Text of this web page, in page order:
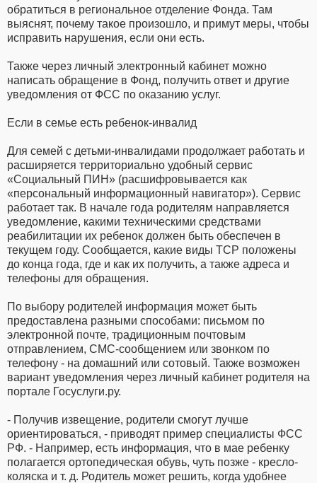
обратиться в региональное отделение Фонда. Там
выяснят, почему такое произошло, и примут меры, чтобы
исправить нарушения, если они есть.
Также через личный электронный кабинет можно
написать обращение в Фонд, получить ответ и другие
уведомления от ФСС по оказанию услуг.
Если в семье есть ребенок-инвалид
Для семей с детьми-инвалидами продолжает работать и
расширяется территориально удобный сервис
«Социальный ПИН» (расшифровывается как
«персональный информационный навигатор»). Сервис
работает так. В начале года родителям направляется
уведомление, какими техническими средствами
реабилитации их ребенок должен быть обеспечен в
текущем году. Сообщается, какие виды ТСР положены
до конца года, где и как их получить, а также адреса и
телефоны для обращения.
По выбору родителей информация может быть
предоставлена разными способами: письмом по
электронной почте, традиционным почтовым
отправлением, СМС-сообщением или звонком по
телефону - на домашний или сотовый. Также возможен
вариант уведомления через личный кабинет родителя на
портале Госуслуги.ру.
- Получив извещение, родители смогут лучше
ориентироваться, - приводят пример специалисты ФСС
РФ. - Например, есть информация, что в мае ребенку
полагается ортопедическая обувь, чуть позже - кресло-
коляска и т. д. Родитель может решить, когда удобнее